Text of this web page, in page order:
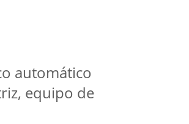
automático
equipo de